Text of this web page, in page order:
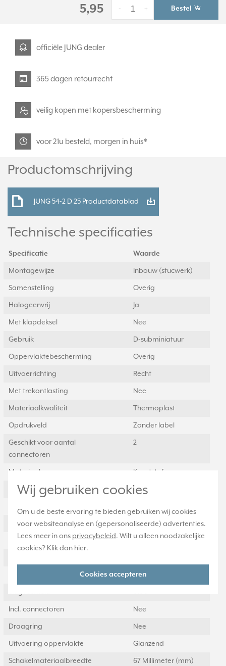
Wij gebruiken cookies
Om u de beste ervaring te bieden gebruiken wij cookies
voor websiteanalyse en (gepersonaliseerde) advertenties.
Lees meer in ons privacybeleid. Wilt u alleen noodzakelijke
cookies? Klik dan hier.
Cookies accepteren
5,95 +
- Bestel
officiële JUNG dealer
365 dagen retourrecht
veilig kopen met kopersbescherming
voor 21u besteld, morgen in huis*
Productomschrijving
JUNG 54-2 D 25 Productdatablad
Technische specificaties
Specificatie Waarde
Montagewijze Inbouw (stucwerk)
Samenstelling Overig
Halogeenvrij Ja
Met klapdeksel Nee
Gebruik D-subminiatuur
Oppervlaktebescherming Overig
Uitvoerrichting Recht
Met trekontlasting Nee
Materiaalkwaliteit Thermoplast
Opdrukveld Zonder label
Geschikt voor aantal
connectoren
2
Materiaal Kunststof
Bevestigingswijze Klembevestiging
Met verlichting Nee
Kroonsteen Nee
Nee
Slagvastheid IK00
Incl. connectoren Nee
Draagring Nee
Uitvoering oppervlakte Glanzend
Schakelmateriaalbreedte 67 Millimeter (mm)